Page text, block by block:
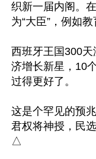
织新一届内阁。
为“大臣”，例如
西班牙王国300
济增长新星，10
过得更好了。
这是个罕见的预
君权将神授，民
△